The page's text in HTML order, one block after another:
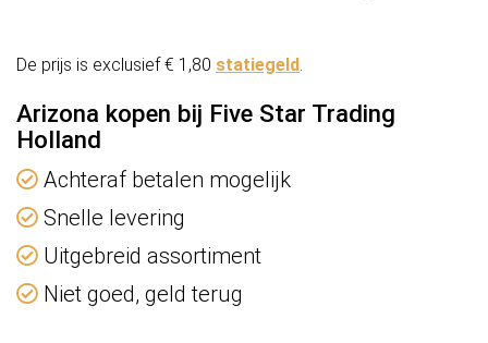
De prijs is exclusief € 1,80 statiegeld.
Arizona kopen bij Five Star Trading
Holland
Achteraf betalen mogelijk
Snelle levering
Uitgebreid assortiment
Niet goed, geld terug